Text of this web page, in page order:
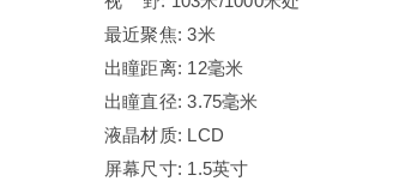
最近聚焦: 3米
出瞳距离: 12毫米
出瞳直径: 3.75毫米
液晶材质: LCD
屏幕尺寸: 1.5英寸